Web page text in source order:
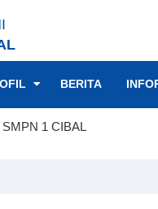
BERITA